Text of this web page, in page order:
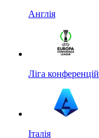
Англія
Ліга конференцій
Італія